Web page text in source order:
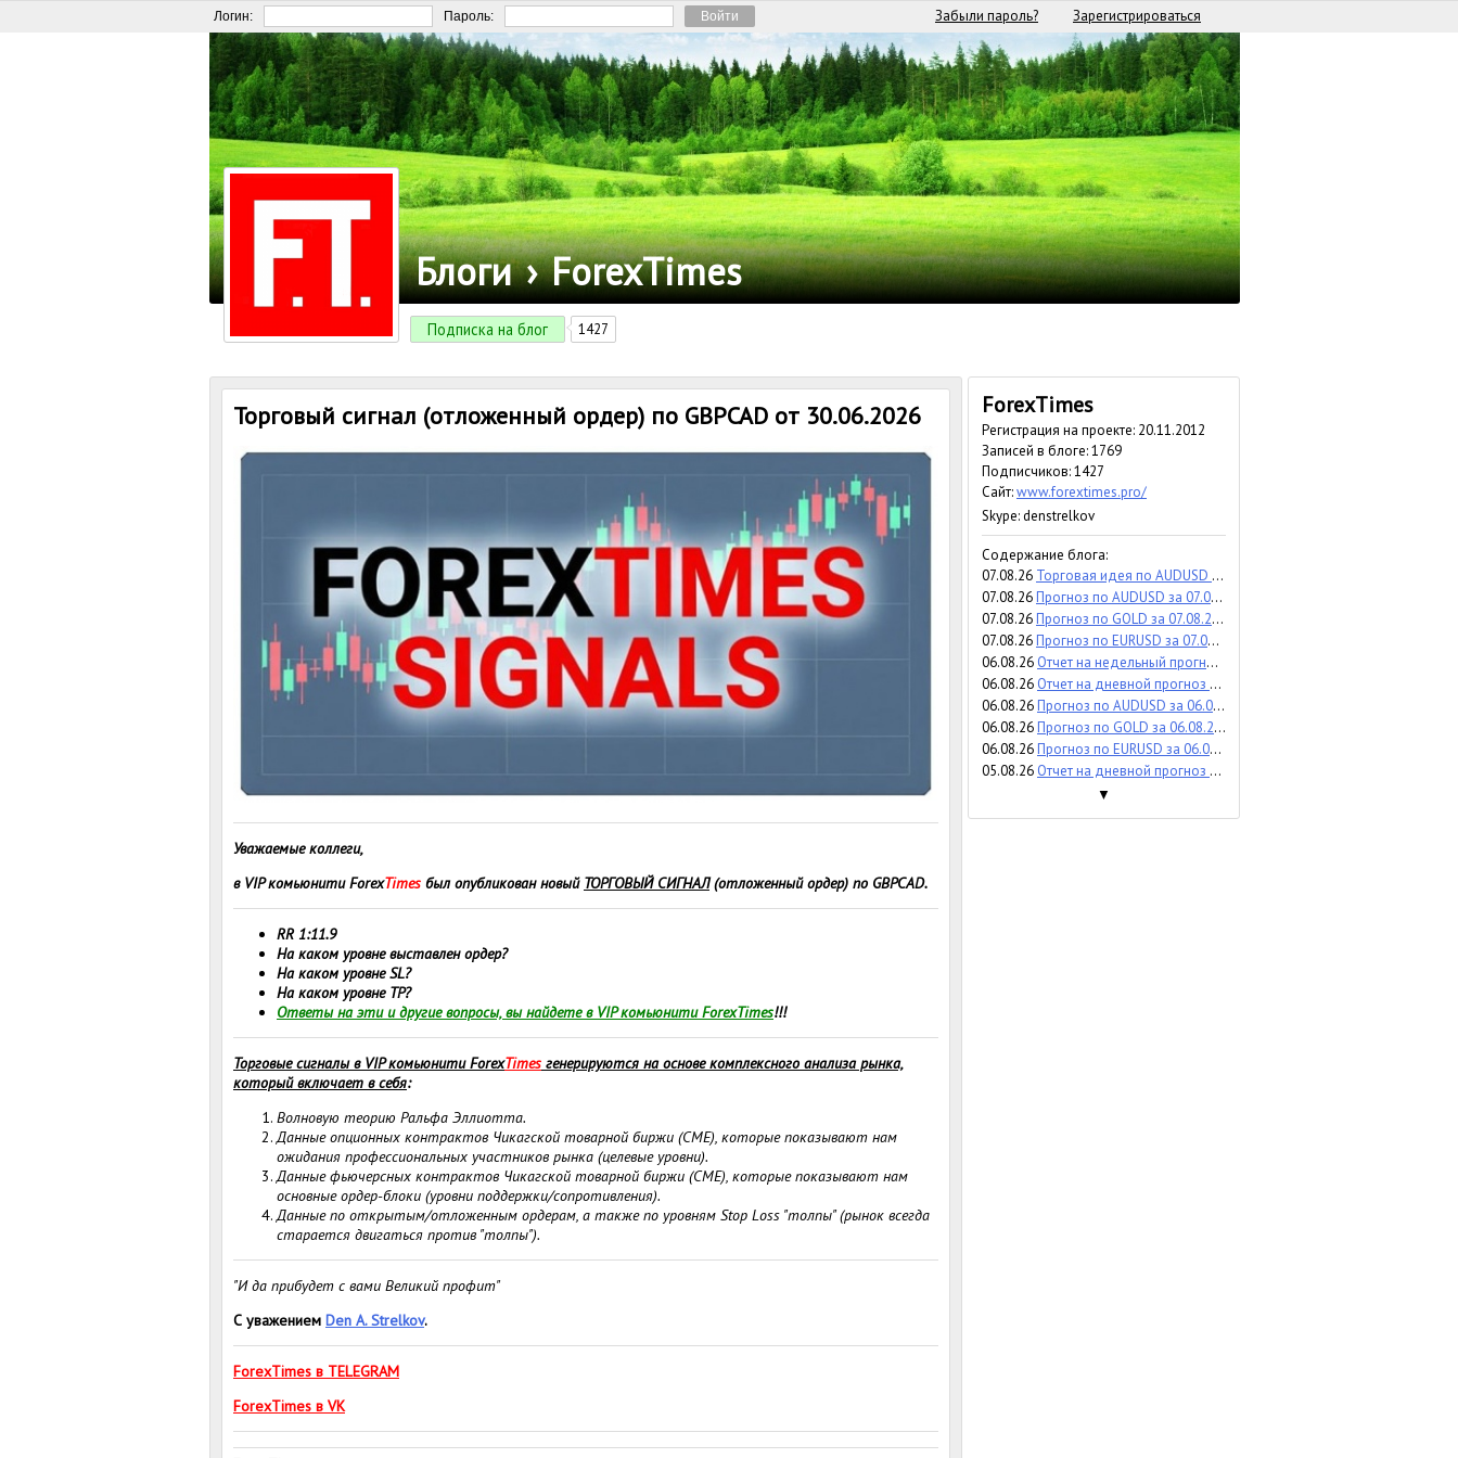
Логин: Пароль: Забыли пароль? Зарегистрироваться
Блоги › ForexTimes
Подписка на блог 1427
Торговый сигнал (отложенный ордер) по GBPCAD от 30.06.2026
Уважаемые коллеги,
в VIP комьюнити ForexTimes был опубликован новый ТОРГОВЫЙ СИГНАЛ(отложенный ордер) по GBPCAD.
RR 1:11.9
На каком уровне выставлен ордер?
На каком уровне SL?
На каком уровне TP?
Ответы на эти и другие вопросы, вы найдете в VIP комьюнити ForexTimes!!!
Торговые сигналы в VIP комьюнити ForexTimes генерируются на основе комплексного анализа рынка,
который включает в себя:
Волновую теорию Ральфа Эллиотта.
Данные опционных контрактов Чикагской товарной биржи (СМЕ), которые показывают нам
ожидания профессиональных участников рынка (целевые уровни).
Данные фьючерсных контрактов Чикагской товарной биржи (СМЕ), которые показывают нам
основные ордер-блоки (уровни поддержки/сопротивления).
Данные по открытым/отложенным ордерам, а также по уровням Stop Loss "толпы" (рынок всегда
старается двигаться против "толпы").
"И да прибудет с вами Великий профит"
С уважением Den A. Strelkov.
ForexTimes в TELEGRAM
ForexTimes в VK
ForexTimes
Регистрация на проекте: 20.11.2012
Записей в блоге: 1769
Подписчиков:1427
Сайт:www.forextimes.pro/
Skype: denstrelkov
Содержание блога:
07.08.26 Торговая идея по AUDUSD за 07.08.2026
07.08.26Прогноз по AUDUSD за 07.08.2026
07.08.26Прогноз по GOLD за 07.08.2026
07.08.26Прогноз по EURUSD за 07.08.2026
06.08.26 Отчет на недельный прогноз по WTI за 03-07.08.2026
06.08.26 Отчет на дневной прогноз по USDCAD за 05.08.2026
06.08.26Прогноз по AUDUSD за 06.08.2026
06.08.26Прогноз по GOLD за 06.08.2026
06.08.26Прогноз по EURUSD за 06.08.2026
05.08.26 Отчет на дневной прогноз по SP500 за 29.07.2026
▼